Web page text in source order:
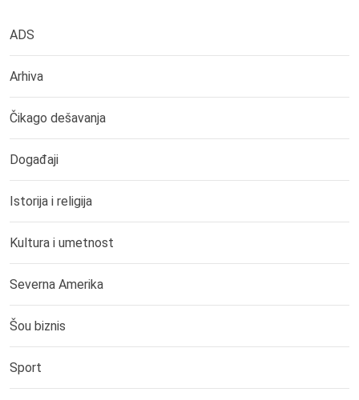
ADS
Arhiva
Čikago dešavanja
Događaji
Istorija i religija
Kultura i umetnost
Severna Amerika
Šou biznis
Sport